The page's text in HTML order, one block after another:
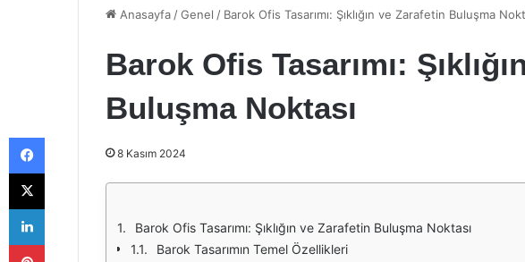
Anasayfa /Genel / Barok Ofis Tasarımı: Şıklığın ve Zarafetin Buluşma
Barok Ofis Tasarımı:
Buluşma Noktası
8 Kasım 2024
Barok Ofis Tasarımı: Şıklığın ve Zarafetin Buluşma Noktası
Barok Tasarımın Temel Özellikleri
Facebook
X
LinkedIn
Pinterest